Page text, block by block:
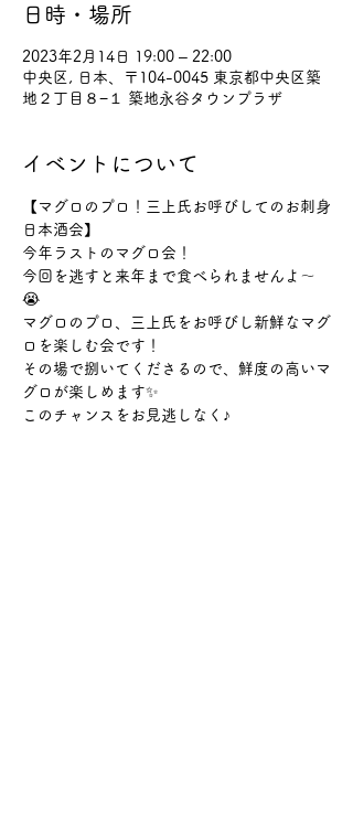
日時・場所
2023年2月14日 19:00 – 22:00
中央区, 日本、〒104-0045 東京都中央区築
地２丁目８−１ 築地永谷タウンプラザ
イベントについて
【マグロのプロ！三上氏お呼びしてのお刺身
日本酒会】
今年ラストのマグロ会！
今回を逃すと来年まで食べられませんよ〜
😭
マグロのプロ、三上氏をお呼びし新鮮なマグ
ロを楽しむ会です！
その場で捌いてくださるので、鮮度の高いマ
グロが楽しめます✨
このチャンスをお見逃しなく♪